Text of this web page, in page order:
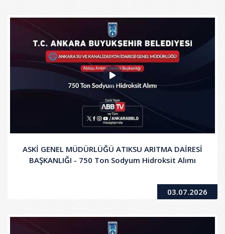
ASKİ GENEL MÜDÜRLÜĞÜ ATIKSU ARITMA DAİRESİ
BAŞKANLIĞI - 750 Ton Sodyum Hidroksit Alımı
03.07.2026